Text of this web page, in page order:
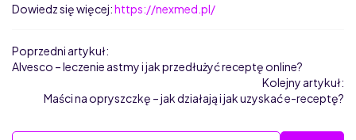
Dowiedz się więcej:https://nexmed.pl/
Poprzedni artykuł:
Alvesco – leczenie astmy i jak przedłużyć receptę online?
Kolejny artykuł:
Maści na opryszczkę – jak działają i jak uzyskać e-receptę?